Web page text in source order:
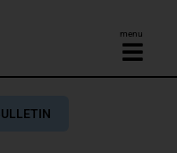
menu